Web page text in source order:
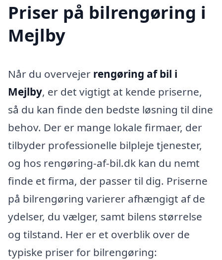
Priser på bilrengøring i
Mejlby
Når du overvejer rengøring af bil i
Mejlby, er det vigtigt at kende priserne,
så du kan finde den bedste løsning til dine
behov. Der er mange lokale firmaer, der
tilbyder professionelle bilpleje tjenester,
og hos rengøring-af-bil.dk kan du nemt
finde et firma, der passer til dig. Priserne
på bilrengøring varierer afhængigt af de
ydelser, du vælger, samt bilens størrelse
og tilstand. Her er et overblik over de
typiske priser for bilrengøring: